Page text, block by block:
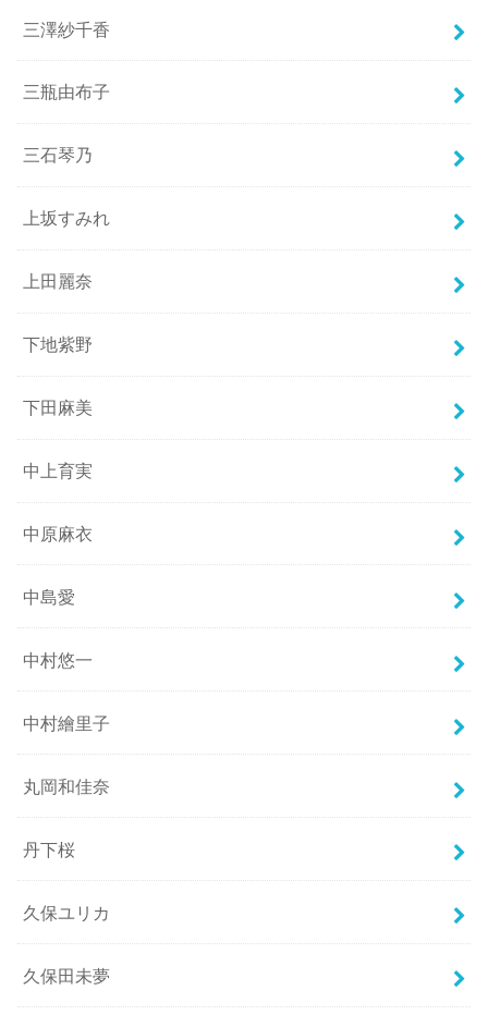
三澤紗千香
三瓶由布子
三石琴乃
上坂すみれ
上田麗奈
下地紫野
下田麻美
中上育実
中原麻衣
中島愛
中村悠一
中村繪里子
丸岡和佳奈
丹下桜
久保ユリカ
久保田未夢